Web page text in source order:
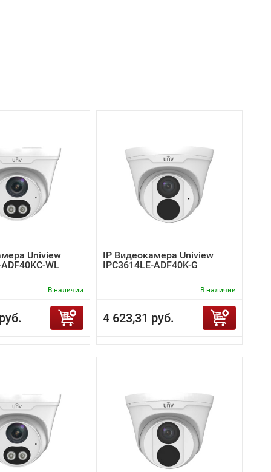
Uniview
WL
В наличии
IP Видеокамера Uniview
IPC3614LE-ADF40K-G
В наличии
4 623,31 руб.